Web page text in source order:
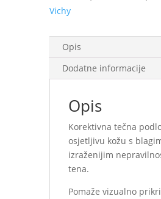
Vichy
Opis
Dodatne informacije
Opis
Korektivna tečna
osjetljivu kožu s
izraženijim
tena.
Pomaže vizualno